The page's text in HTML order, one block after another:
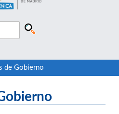
de Gobierno